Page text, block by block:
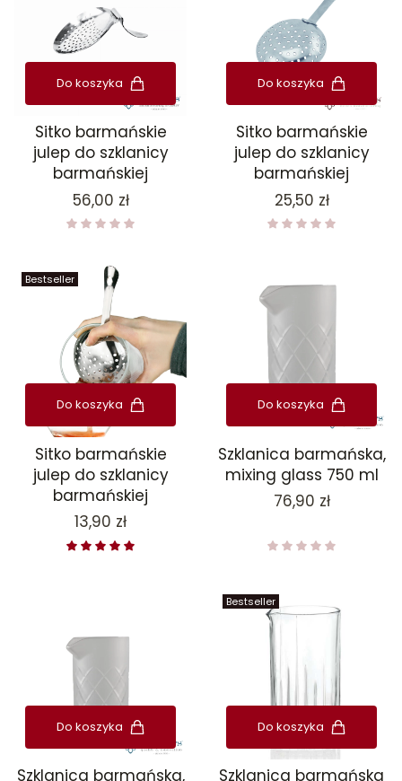
Do koszyka
Sitko barmańskie
julep do szklanicy
barmańskiej
Cena
56,00 zł
Do koszyka
Sitko barmańskie
julep do szklanicy
barmańskiej
Cena
25,50 zł
Bestseller
Do koszyka
Sitko barmańskie
julep do szklanicy
barmańskiej
Cena
13,90 zł
Do koszyka
Szklanica barmańska,
mixing glass 750 ml
Cena
76,90 zł
Do koszyka
Szklanica barmańska,
Bestseller
Do koszyka
Szklanica barmańska